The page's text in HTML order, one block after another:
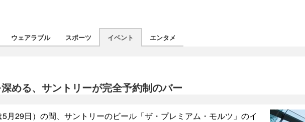
飲食
ボイス
ビジネス
海外
短信
ウェアラブル スポーツ イベント エンタメ
める、サントリーが完全予約制のバー
29日）の間、サントリーのビール「ザ・プレミアム・モルツ」のイ